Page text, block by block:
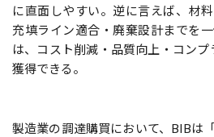
に直面しやすい。逆に言えば、材
充填ライン適合・廃棄設計までを
は、コスト削減・品質向上・コン
獲得できる。
製造業の調達購買において、BIBは